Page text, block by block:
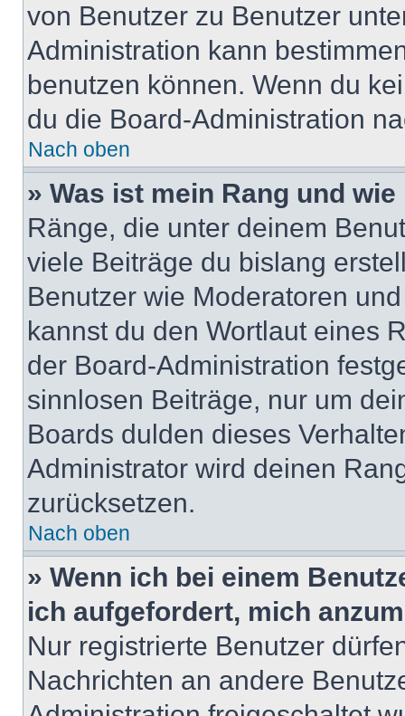
von Benutzer zu Benutzer
Administration kann
benutzen können. Wenn du
du die Board-Administration
Nach oben
» Was ist mein Rang und
Ränge, die unter deinem
viele Beiträge du bislang
Benutzer wie Moderatoren
kannst du den Wortlaut eines
der Board-Administration
sinnlosen Beiträge, nur um
Boards dulden dieses
Administrator wird deinen
zurücksetzen.
Nach oben
» Wenn ich bei einem
ich aufgefordert, mich
Nur registrierte Benutzer
Nachrichten an andere